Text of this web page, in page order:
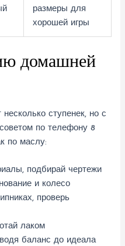
размеры для
хорошей игры
домашней
ступенек, но с
по телефону 8
по маслу:
подбирай чертежи
и колесо
проверь
лаком
баланс до идеала